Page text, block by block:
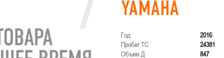
YAMAHA
Год
2016
Пробег ТС
24381
Объем Д
847